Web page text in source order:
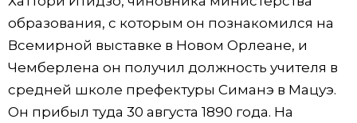
образования, с которым он познакомился на
Всемирной выставке в Новом Орлеане, и
Чемберлена он получил должность учителя в
средней школе префектуры Симанэ в Мацуэ.
Он прибыл туда 30 августа 1890 года. На